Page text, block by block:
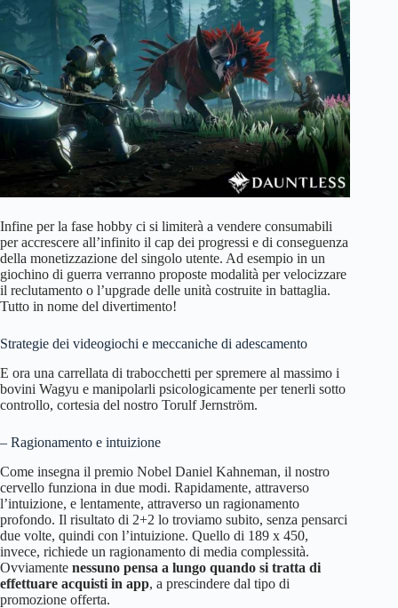
Infine per la fase hobby ci si limiterà a vendere consumabili
per accrescere all’infinito il cap dei progressi e di conseguenza
della monetizzazione del singolo utente. Ad esempio in un
giochino di guerra verranno proposte modalità per velocizzare
il reclutamento o l’upgrade delle unità costruite in battaglia.
Tutto in nome del divertimento!
Strategie dei videogiochi e meccaniche di adescamento
E ora una carrellata di trabocchetti per spremere al massimo i
bovini Wagyu e manipolarli psicologicamente per tenerli sotto
controllo, cortesia del nostro Torulf Jernström.
– Ragionamento e intuizione
Come insegna il premio Nobel Daniel Kahneman, il nostro
cervello funziona in due modi. Rapidamente, attraverso
l’intuizione, e lentamente, attraverso un ragionamento
profondo. Il risultato di 2+2 lo troviamo subito, senza pensarci
due volte, quindi con l’intuizione. Quello di 189 x 450,
invece, richiede un ragionamento di media complessità.
Ovviamente nessuno pensa a lungo quando si tratta di
effettuare acquisti in app, a prescindere dal tipo di
promozione offerta.